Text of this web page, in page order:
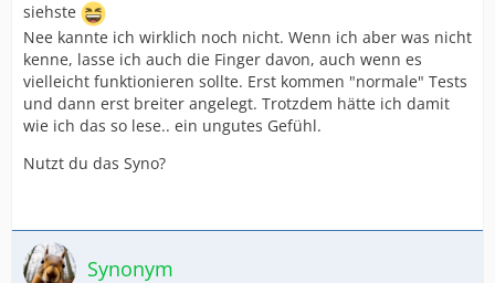
siehste
Nee kannte ich wirklich noch nicht. Wenn ich aber was nicht
kenne, lasse ich auch die Finger davon, auch wenn es
vielleicht funktionieren sollte. Erst kommen "normale" Tests
und dann erst breiter angelegt. Trotzdem hätte ich damit
wie ich das so lese.. ein ungutes Gefühl.
Nutzt du das Syno?
Synonym